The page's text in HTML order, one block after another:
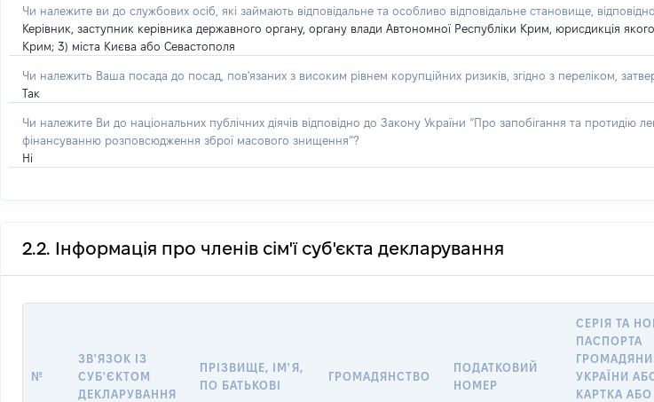
Чи належите ви до службових осіб, які займають відповідальне та особливо відповідальне становище,
Керівник, заступник керівника державного органу, органу влади Автономної Республіки Крим, юрисдикція
Крим; 3) міста Києва або Севастополя
Чи належить Ваша посада до посад, пов'язаних з високим рівнем корупційних ризиків, згідно з переліком,
Так
Чи належите Ви до національних публічних діячів відповідно до Закону України “Про запобігання та
фінансуванню розповсюдження зброї масового знищення”?
Ні
2.2. Інформація про членів сім'ї суб'єкта декларування
№
ЗВ'ЯЗОК ІЗ
СУБ'ЄКТОМ
ДЕКЛАРУВАННЯ
ПРІЗВИЩЕ, ІМ'Я,
ПО БАТЬКОВІ
ГРОМАДЯНСТВО
ПОДАТКОВИЙ
НОМЕР
СЕРІЯ ТА
ПАСПОРТА
УКРАЇНИ
КАРТКА АБО